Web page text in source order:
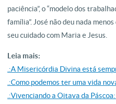
paciência”, o “modelo dos
família”. José não deu nada
seu cuidado com Maria e Jesus.
Leia mais:
.:A Misericórdia Divina está
.:Como podemos ter uma vida
.:Vivenciando a Oitava da